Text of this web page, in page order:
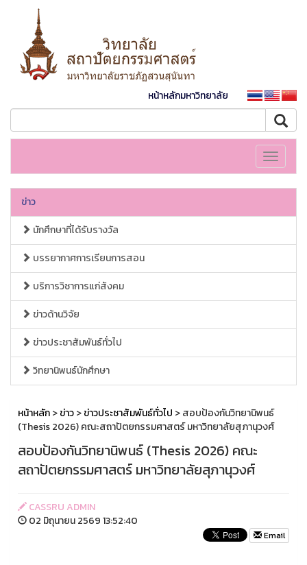
หน้าหลักมหาวิทยาลัย
Toggle
ข่าว
นักศึกษาที่ได้รับรางวัล
บรรยากาศการเรียนการสอน
บริการวิชาการแก่สังคม
ข่าวด้านวิจัย
ข่าวประชาสัมพันธ์ทั่วไป
วิทยานิพนธ์นักศึกษา
หน้าหลัก>ข่าว>ข่าวประชาสัมพันธ์ทั่วไป > สอบป้องกันวิทยานิพนธ์
(Thesis 2026) คณะสถาปัตยกรรมศาสตร์ มหาวิทยาลัยสุภานุวงศ์
สอบป้องกันวิทยานิพนธ์ (Thesis 2026) คณะ
สถาปัตยกรรมศาสตร์ มหาวิทยาลัยสุภานุวงศ์
CASSRU ADMIN
02 มิถุนายน 2569 13:52:40
Email